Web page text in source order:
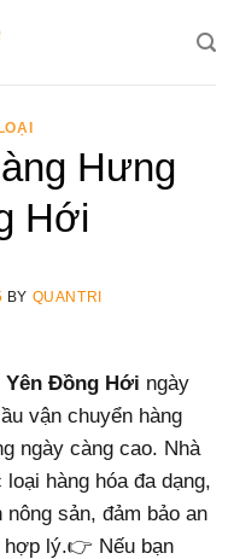
Hưng
Hới
BY QUANTRI
Yên Đồng Hới ngày
vận chuyển hàng
ngày càng cao. Nhà
hàng hóa đa dạng,
sản, đảm bảo an
hợp lý.👉 Nếu bạn